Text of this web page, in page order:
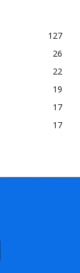
127
26
22
19
17
17